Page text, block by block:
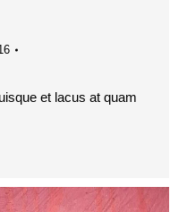
et lacus at quam